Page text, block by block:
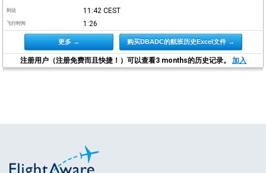
到达 11:42 CEST
飞行时间 1:26
更多 → 购买DBADC的航班历史Excel文件 →
注册用户（注册免费而且快捷！）可以查看3 months的历史记录。 加入